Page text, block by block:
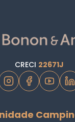
CRECI 22671J